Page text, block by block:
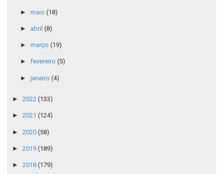
► maio (18)
► abril (8)
► março (19)
► fevereiro (5)
► janeiro (4)
► 2022 (133)
► 2021 (124)
► 2020 (58)
► 2019 (189)
► 2018 (179)